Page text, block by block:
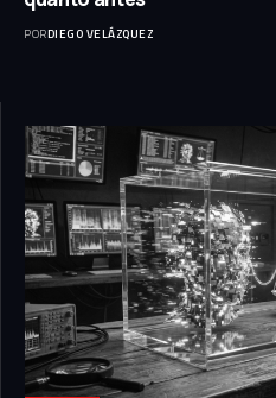
PORDIEGO VELÁZQUEZ